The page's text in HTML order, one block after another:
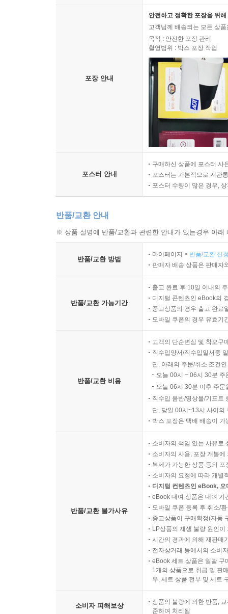
포장 안내
안전하고 정확한 포장을 위
고객님께 배송되는 모든 상
목적 : 안전한 포장 관리
촬영범위 : 박스 포장 작업
포스터 안내
구매하신 상품에 포스터 사
포스터는 기본적으로 지관
포스터 수량이 많은 경우,
반품/교환 안내
※ 상품 설명에 반품/교환과 관련한 안내가 있는경우 아
반품/교환 방법
마이페이지 > 반품/교환 신
판매자 배송 상품은 판매자
반품/교환 가능기간
출고 완료 후 10일 이내의
디지털 콘텐츠인 eBook의
중고상품의 경우 출고 완료
모바일 쿠폰의 경우 유효기
반품/교환 비용
고객의 단순변심 및 착오구
직수입양서/직수입일서중
단, 아래의 주문/취소 조건
오늘 00시 ~ 06시 30분
오늘 06시 30분 이후 주
직수입 음반/영상물/기프트
단, 당일 00시~13시 사이의
박스 포장은 택배 배송이
반품/교환 불가사유
소비자의 책임 있는 사유로
소비자의 사용, 포장 개봉
복제가 가능한 상품 등의
소비자의 요청에 따라 개별
디지털 컨텐츠인 eBook,
eBook 대여 상품은 대여 기
모바일 쿠폰 등록 후 취소/
중고상품이 구매확정(자동
LP상품의 재생 불량 원인
시간의 경과에 의해 재판매
전자상거래 등에서의 소비
eBook 세트 상품은 일괄 구
1개의 상품으로 취급 및 판
우, 세트 상품 전부 및 세트
소비자 피해보상
상품의 불량에 의한 반품,
준하여 처리됨